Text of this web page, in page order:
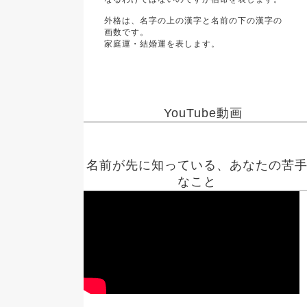
外格は、名字の上の漢字と名前の下の漢字の
画数です。
家庭運・結婚運を表します。
YouTube動画
名前が先に知っている、あなたの苦手
なこと